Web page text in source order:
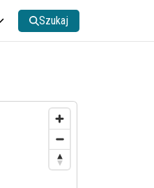
Szukaj